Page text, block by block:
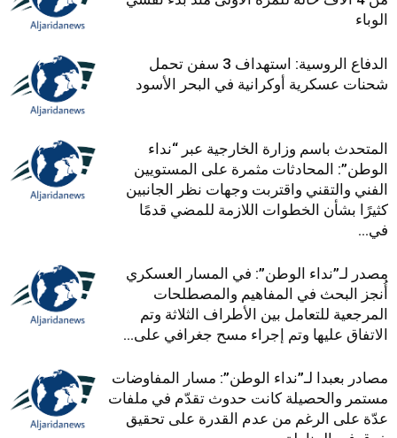
الوباء
الدفاع الروسية: استهداف 3 سفن تحمل
شحنات عسكرية أوكرانية في البحر الأسود
المتحدث باسم وزارة الخارجية عبر “نداء
الوطن”: المحادثات مثمرة على المستويين
الفني والتقني واقتربت وجهات نظر الجانبين
كثيرًا بشأن الخطوات اللازمة للمضي قدمًا
في...
مصدر لـ”نداء الوطن”: في المسار العسكري
أُنجز البحث في المفاهيم والمصطلحات
المرجعية للتعامل بين الأطراف الثلاثة وتم
الاتفاق عليها وتم إجراء مسح جغرافي على...
مصادر بعبدا لـ”نداء الوطن”: مسار المفاوضات
مستمر والحصيلة كانت حدوث تقدّم في ملفات
عدّة على الرغم من عدم القدرة على تحقيق